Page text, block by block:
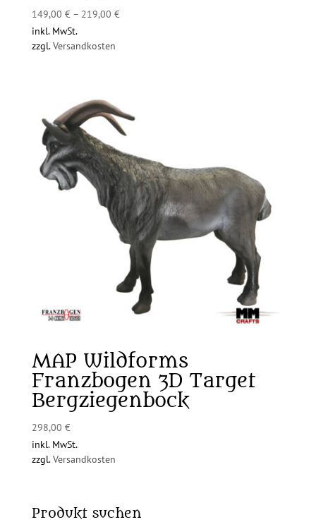
149,00 €– 219,00 €
inkl. MwSt.
zzgl.Versandkosten
MAP Wildforms
Franzbogen 3D Target
Bergziegenbock
298,00 €
inkl. MwSt.
zzgl.Versandkosten
Produkt suchen